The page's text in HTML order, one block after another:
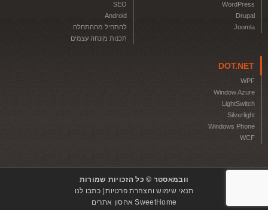
WordPress
Drupal
Joomla
SEO
Android
להתחיל מההתחלה
תכנות מונחה עצמים
DOT.NET
WPF
Window Azure
LightSwitch
Silverlight
Windows Phone
WCF
וובמאסטר © כל הזכויות שמורות
תנאי שימוש והצהרת פרטיות כתבו לנו
SweetHome אחסון אתרים